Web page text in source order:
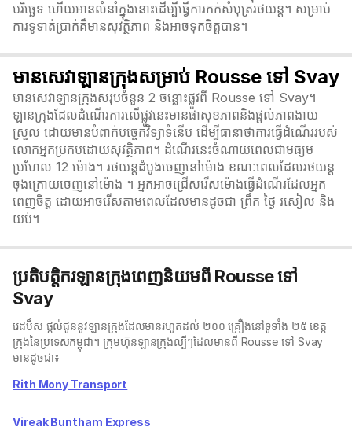
បរិច្ឆេទ ហើយអានលំនាំក្នុងនោះដើម្បីធ្វើការកក់សំបុត្ររថយន្ត។ សម្រាប់
ការទូទាត់ប្រាក់គឺមានសុវត្ថិភាព និងអាចទុកចិត្តបាន។
មានសេវាឡានក្រុងសម្រាប់ Rousse ទៅ Svay
មានសេវាឡានក្រុងសរុបចំនួន 2 ចន្លោះផ្លូវពី Rousse ទៅ Svay។
ឡានក្រុងដែលដំណើរការលើផ្លូវនេះមានផាសុខភាពនិងផ្តល់ភាពងាយ
ស្រួល ដោយមានបំពាក់បច្ចេកវិទ្យាទំនើប ដើម្បីធានាថាការធ្វើដំណើររបស់
លោកអ្នកប្រកបដោយសុវត្ថិភាព។ ដំណើរនេះចំណាយពេលជាមធ្យម
ប្រហែល 12 ម៉ោង។ រថយន្តដំបូងចេញនៅម៉ោង ខណៈពេលដែលរថយន្ត
ចុងក្រោយចេញនៅម៉ោង ។ អ្នកអាចជ្រើសរើសម៉ោងធ្វើដំណើរដែលអ្នក
ពេញចិត្ត ដោយអាចរើសតាមពេលដែលមានដូចជា ព្រឹក ថ្ងៃ រសៀល និង
យប់។
ប្រតិបត្តិករឡានក្រុងពេញនិយមពី Rousse ទៅ
Svay
រេដបឹស ផ្តល់ជូននូវឡានក្រុងដែលមានរហូតដល់ ២០០ គ្រឿងនៅទូទាំង ២៥ ខេត្ត
ក្រុងនៃប្រទេសកម្ពុជា។ ក្រុមហ៊ុនឡានក្រុងល្បីៗដែលមានពី Rousse ទៅ Svay
មានដូចជា៖
Rith Mony Transport
Vireak Buntham Express